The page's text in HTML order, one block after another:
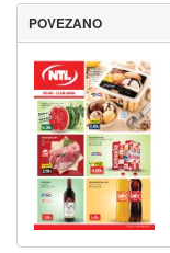
POVEZANO